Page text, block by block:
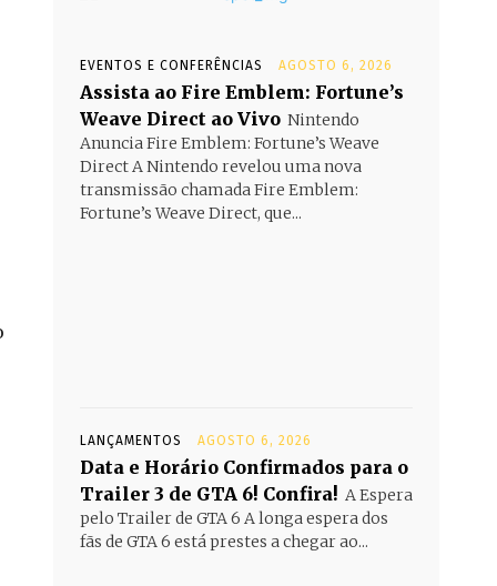
EVENTOS E CONFERÊNCIAS AGOSTO 6, 2026
Assista ao Fire Emblem: Fortune’s
Weave Direct ao Vivo Nintendo
Anuncia Fire Emblem: Fortune’s Weave
Direct A Nintendo revelou uma nova
transmissão chamada Fire Emblem:
Fortune’s Weave Direct, que...
LANÇAMENTOS AGOSTO 6, 2026
Data e Horário Confirmados para o
Trailer 3 de GTA 6! Confira! A Espera
pelo Trailer de GTA 6 A longa espera dos
fãs de GTA 6 está prestes a chegar ao...